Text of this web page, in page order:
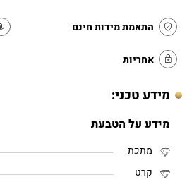
התאמת מידות חינם
אחריות
מידע טכני:
מידע על הטבעת
מתכת
קרט